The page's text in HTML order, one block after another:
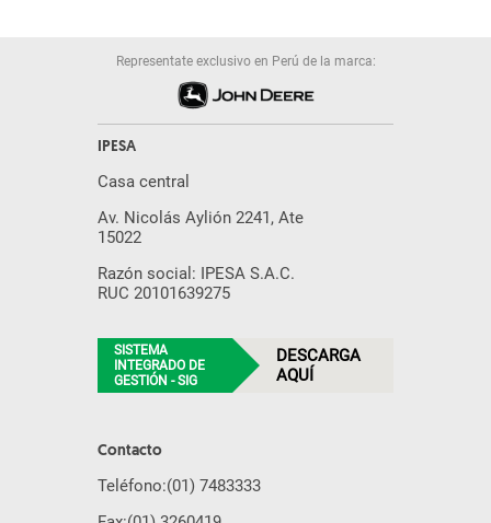
Representate exclusivo en Perú de la marca:
IPESA
Casa central
Av. Nicolás Aylión 2241, Ate
15022
Razón social: IPESA S.A.C.
RUC 20101639275
SISTEMA
INTEGRADO DE
GESTIÓN - SIG
DESCARGA
AQUÍ
Contacto
Teléfono:(01) 7483333